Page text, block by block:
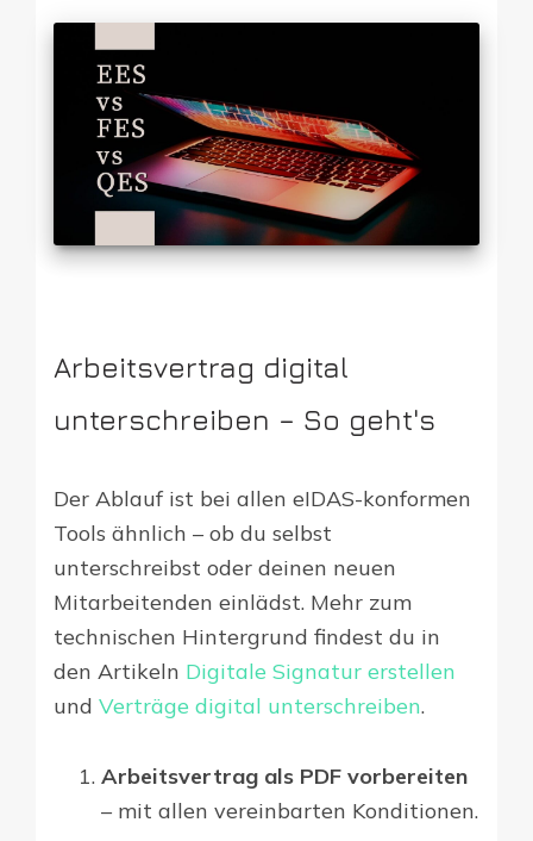
Arbeitsvertrag digital
unterschreiben – So geht's
Der Ablauf ist bei allen eIDAS-konformen
Tools ähnlich – ob du selbst
unterschreibst oder deinen neuen
Mitarbeitenden einlädst. Mehr zum
technischen Hintergrund findest du in
den Artikeln Digitale Signatur erstellen
und Verträge digital unterschreiben.
Arbeitsvertrag als PDF vorbereiten
– mit allen vereinbarten Konditionen.